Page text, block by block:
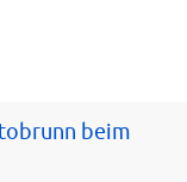
beim